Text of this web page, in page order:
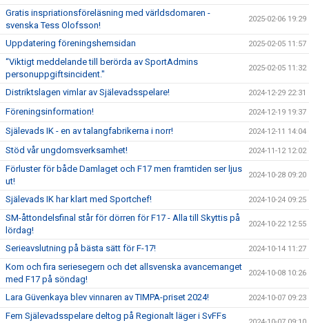
Gratis inspriationsföreläsning med världsdomaren -
svenska Tess Olofsson!
2025-02-06 19:29
Uppdatering föreningshemsidan 2025-02-05 11:57
“Viktigt meddelande till berörda av SportAdmins
personuppgiftsincident."
2025-02-05 11:32
Distriktslagen vimlar av Själevadsspelare! 2024-12-29 22:31
Föreningsinformation! 2024-12-19 19:37
Själevads IK - en av talangfabrikerna i norr! 2024-12-11 14:04
Stöd vår ungdomsverksamhet! 2024-11-12 12:02
Förluster för både Damlaget och F17 men framtiden ser ljus
ut!
2024-10-28 09:20
Själevads IK har klart med Sportchef! 2024-10-24 09:25
SM-åttondelsfinal står för dörren för F17 - Alla till Skyttis på
lördag!
2024-10-22 12:55
Serieavslutning på bästa sätt för F-17! 2024-10-14 11:27
Kom och fira seriesegern och det allsvenska avancemanget
med F17 på söndag!
2024-10-08 10:26
Lara Güvenkaya blev vinnaren av TIMPA-priset 2024! 2024-10-07 09:23
Fem Själevadsspelare deltog på Regionalt läger i SvFFs